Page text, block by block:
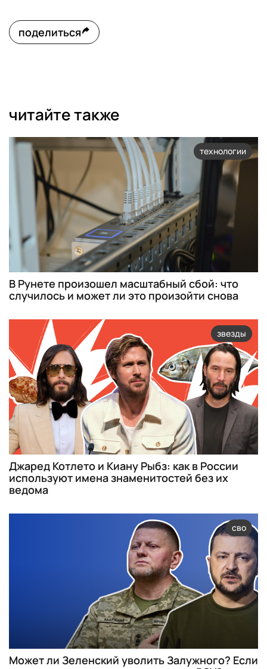
поделиться
читайте также
технологии
В Рунете произошел масштабный сбой: что
случилось и может ли это произойти снова
звезды
Джаред Котлето и Киану Рыбз: как в России
используют имена знаменитостей без их
ведома
сво
Может ли Зеленский уволить Залужного? Если